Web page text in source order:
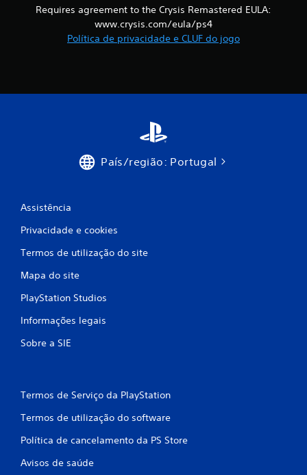
a
Requires agreement to the Crysis Remastered EULA:
www.crysis.com/eula/ps4
Política de privacidade e CLUF do jogo
País/região: Portugal
Assistência
Privacidade e cookies
Termos de utilização do site
Mapa do site
PlayStation Studios
Informações legais
Sobre a SIE
Termos de Serviço da PlayStation
Termos de utilização do software
Política de cancelamento da PS Store
Avisos de saúde